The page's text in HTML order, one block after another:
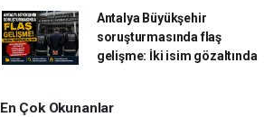
Antalya Büyükşehir
soruşturmasında flaş
gelişme: İki isim gözaltında
En Çok Okunanlar